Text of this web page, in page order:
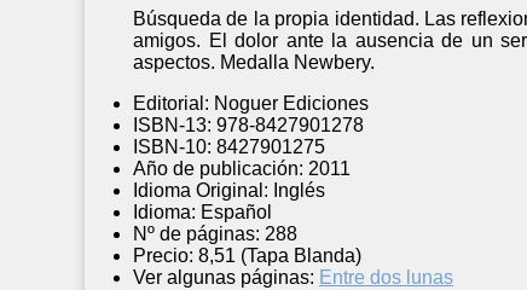
Búsqueda de la propia identidad. Las
amigos. El dolor ante la ausencia de un
aspectos. Medalla Newbery.
Editorial: Noguer Ediciones
ISBN-13: 978-8427901278
ISBN-10: 8427901275
Año de publicación: 2011
Idioma Original: Inglés
Idioma: Español
Nº de páginas: 288
Precio: 8,51 (Tapa Blanda)
Ver algunas páginas: Entre dos lunas